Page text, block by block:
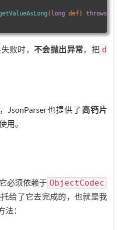
( long def) throws
败时， 不会抛出异常，把 d
JsonParser也提供了 高钙片
用。
必须依赖于 ObjectCodec
给了它去完成的，也就是我
法：